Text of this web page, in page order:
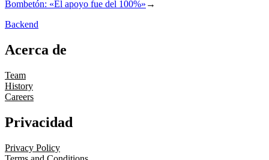
Bombetón: «El apoyo fue del 100%» →
Backend
Acerca de
Team
History
Careers
Privacidad
Privacy Policy